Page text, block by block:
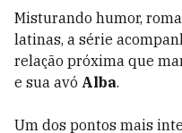
Misturando humor,
latinas, a série
relação próxima que
e sua avó Alba.
Um dos pontos mais